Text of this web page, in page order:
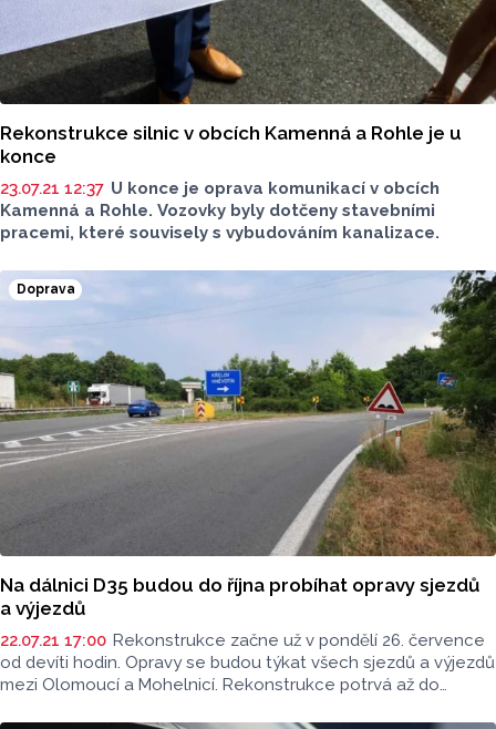
Rekonstrukce silnic v obcích Kamenná a Rohle je u
konce
23.07.21 12:37 U konce je oprava komunikací v obcích
Kamenná a Rohle. Vozovky byly dotčeny stavebními
pracemi, které souvisely s vybudováním kanalizace.
Doprava
Na dálnici D35 budou do října probíhat opravy sjezdů
a výjezdů
22.07.21 17:00 Rekonstrukce začne už v pondělí 26. července
od devíti hodin. Opravy se budou týkat všech sjezdů a výjezdů
mezi Olomoucí a Mohelnicí. Rekonstrukce potrvá až do